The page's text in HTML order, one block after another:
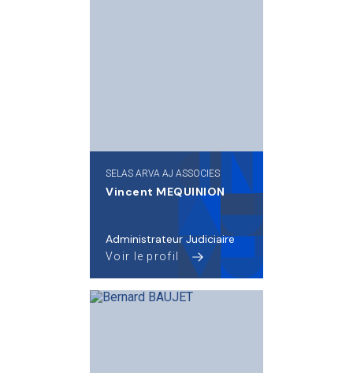
SELAS ARVA AJ ASSOCIES
Vincent MEQUINION
Administrateur Judiciaire
Voir le profil